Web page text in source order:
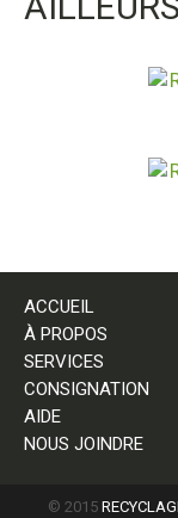
ACCUEIL
À PROPOS
SERVICES
CONSIGNATION
AIDE
NOUS JOINDRE
© 2015